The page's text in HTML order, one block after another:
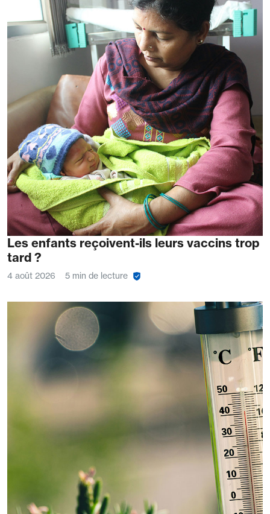
Les enfants reçoivent-ils leurs vaccins trop
tard ?
4 août 2026 5 min de lecture